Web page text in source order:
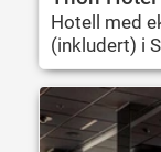
Hotell med
(inkludert) i